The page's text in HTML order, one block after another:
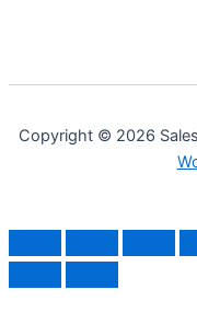
Copyright © 2026